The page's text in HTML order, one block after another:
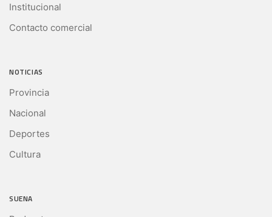
Institucional
Contacto comercial
NOTICIAS
Provincia
Nacional
Deportes
Cultura
SUENA